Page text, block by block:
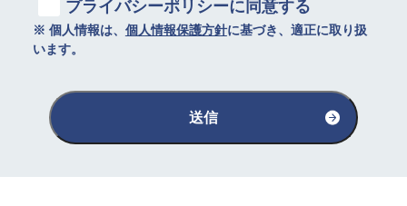
プライバシーポリシーに同意する
※ 個人情報は、 個人情報保護方針に基づき、適正に取り扱
います。
送信